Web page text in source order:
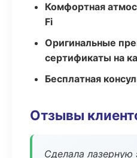
Комфортная
Fi
Оригинальные
сертификаты на
Бесплатная
Отзывы
Сделала